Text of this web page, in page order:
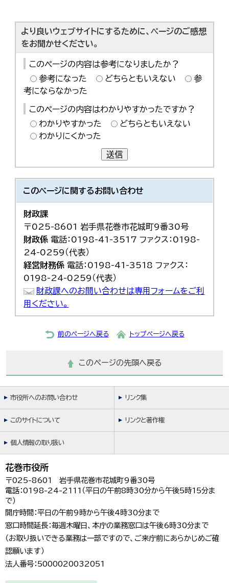
より良いウェブサイトにするために、ページのご感想
をお聞かせください。
このページの内容は参考になりましたか？
参考になった
どちらともいえない
参
考にならなかった
このページの内容はわかりやすかったですか？
わかりやすかった
どちらともいえない
わかりにくかった
送信
このページに関するお問い合わせ
財政課
〒025-8601 岩手県花巻市花城町9番30号
財政係 電話：0198-41-3517 ファクス：0198-
24-0259（代表）
経営財務係 電話：0198-41-3518 ファクス：
0198-24-0259（代表）
財政課へのお問い合わせは専用フォームをご利
用ください。
前のページへ戻る トップページへ戻る
このページの先頭へ戻る
市役所へのお問い合わせ リンク集
このサイトについて リンクと著作権
個人情報の取り扱い
花巻市役所
〒025-8601 岩手県花巻市花城町9番30号
電話：0198-24-2111（平日の午前8時30分から午後5時15分ま
で）
開庁時間：平日の午前9時から午後4時30分まで
窓口時間延長：毎週木曜日、本庁の業務窓口は午後6時30分まで
（お取り扱いできる業務は一部ですので、ご来庁前にあらかじめご確
認願います）
法人番号：5000020032051